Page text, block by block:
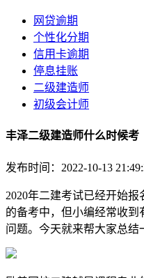
网贷逾期
个性化分期
信用卡逾期
停息挂账
二级建造师
初级会计师
丰泽二级建造师什么时候考
发布时间：2022-10-13
2020年二建考试已经开始
的备考中，但小编经常收
问题。今天就来帮大家总结